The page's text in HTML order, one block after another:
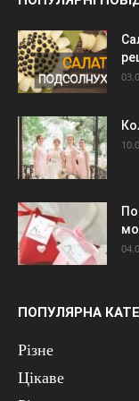
ПОПУЛЯРНА
Різне
Цікаве